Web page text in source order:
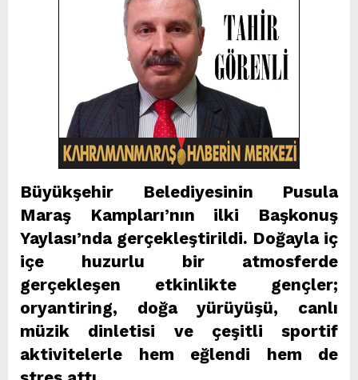
Büyükşehir Belediyesinin Pusula
Maraş Kampları’nın ilki Başkonuş
Yaylası’nda gerçekleştirildi. Doğayla iç
içe huzurlu bir atmosferde
gerçekleşen etkinlikte gençler;
oryantiring, doğa yürüyüşü, canlı
müzik dinletisi ve çeşitli sportif
aktivitelerle hem eğlendi hem de